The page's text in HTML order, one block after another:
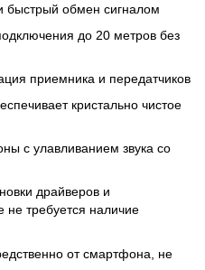
быстрый обмен сигналом
до 20 метров без
приемника и передатчиков
кристально чистое
с улавливанием звука со
драйверов и
не требуется наличие
от смартфона, не